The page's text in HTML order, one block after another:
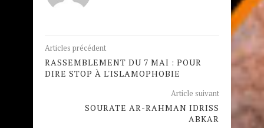
Articles précédent
RASSEMBLEMENT DU 7 MAI : POUR
DIRE STOP À L'ISLAMOPHOBIE
Article suivant
SOURATE AR-RAHMAN IDRISS
ABKAR